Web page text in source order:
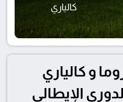
كالياري
و كالياري